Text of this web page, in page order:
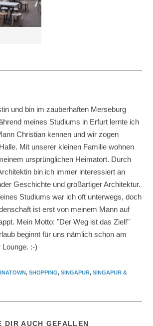
und bin im zauberhaften Merseburg
meines Studiums in Erfurt lernte ich
Christian kennen und wir zogen
Mit unserer kleinen Familie wohnen
ursprünglichen Heimatort. Durch
bin ich immer interessiert an
Geschichte und großartiger Architektur.
Studiums war ich oft unterwegs, doch
ist erst von meinem Mann auf
Mein Motto: "Der Weg ist das Ziel!"
beginnt für uns nämlich schon am
Lounge. :-)
, SHOPPING, SINGAPUR, SINGAPUR &
DIR AUCH GEFALLEN